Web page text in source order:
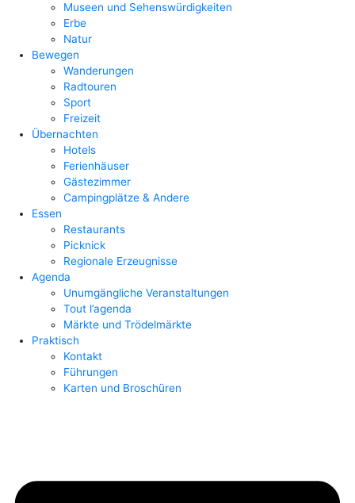
Museen und Sehenswürdigkeiten
Erbe
Natur
Bewegen
Wanderungen
Radtouren
Sport
Freizeit
Übernachten
Hotels
Ferienhäuser
Gästezimmer
Campingplätze & Andere
Essen
Restaurants
Picknick
Regionale Erzeugnisse
Agenda
Unumgängliche Veranstaltungen
Tout l’agenda
Märkte und Trödelmärkte
Praktisch
Kontakt
Führungen
Karten und Broschüren